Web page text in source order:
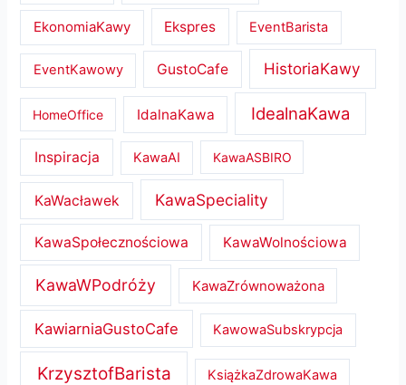
EkonomiaKawy Ekspres EventBarista
EventKawowy GustoCafe HistoriaKawy
HomeOffice IdalnaKawa IdealnaKawa
Inspiracja KawaAI KawaASBIRO
KaWacławek KawaSpeciality
KawaSpołecznościowa KawaWolnościowa
KawaWPodróży KawaZrównoważona
KawiarniaGustoCafe KawowaSubskrypcja
KrzysztofBarista KsiążkaZdrowaKawa